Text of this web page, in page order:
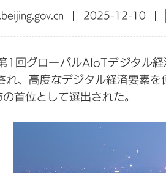
2025-12-10
1回グローバルAIoTデジタル
れ、高度なデジタル経済要素
首位として選出された。